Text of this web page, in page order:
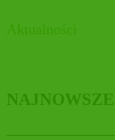
Aktualności